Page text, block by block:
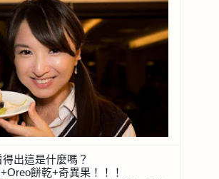
得出這是什麼嗎？
餅乾+奇異果！！！